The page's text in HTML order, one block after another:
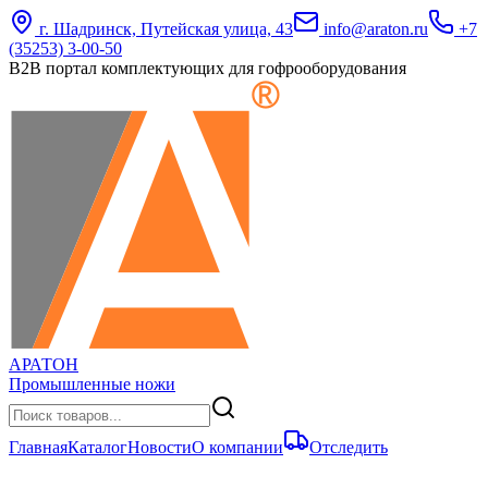
г. Шадринск, Путейская улица, 43 info@araton.ru
+7
(35253) 3-00-50
B2B портал комплектующих для гофрооборудования
АРАТОН
Промышленные ножи
ГлавнаяКаталогНовостиО компании Отследить